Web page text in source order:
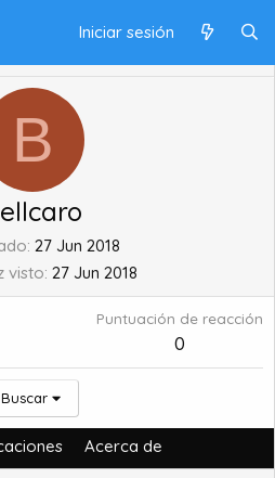
Iniciar sesión
B
27 Jun 2018
visto 27 Jun 2018
Puntuación de reacción
0
Buscar
Acerca de